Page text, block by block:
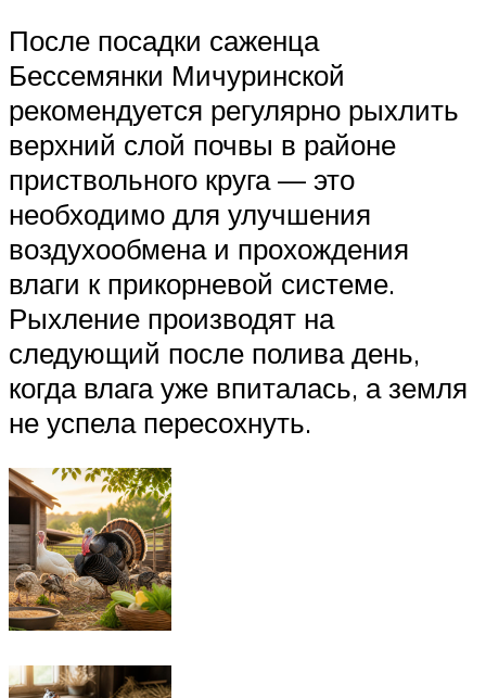
После посадки саженца
Бессемянки Мичуринской
рекомендуется регулярно рыхлить
верхний слой почвы в районе
приствольного круга — это
необходимо для улучшения
воздухообмена и прохождения
влаги к прикорневой системе.
Рыхление производят на
следующий после полива день,
когда влага уже впиталась, а земля
не успела пересохнуть.